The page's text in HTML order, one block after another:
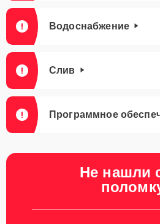
Водоснабжение
Слив
Программное
Не нашли